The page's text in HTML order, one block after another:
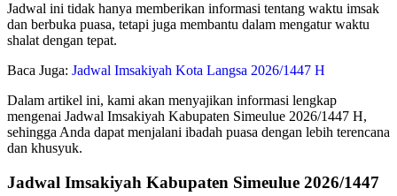
Jadwal ini tidak hanya memberikan informasi tentang waktu imsak
dan berbuka puasa, tetapi juga membantu dalam mengatur waktu
shalat dengan tepat.
Baca Juga: Jadwal Imsakiyah Kota Langsa 2026/1447 H
Dalam artikel ini, kami akan menyajikan informasi lengkap
mengenai Jadwal Imsakiyah Kabupaten Simeulue 2026/1447 H,
sehingga Anda dapat menjalani ibadah puasa dengan lebih terencana
dan khusyuk.
Jadwal Imsakiyah Kabupaten Simeulue 2026/1447